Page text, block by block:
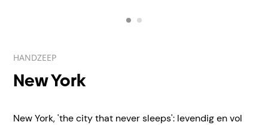
HANDZEEP
New York
New York, 'the city that never sleeps': levendig en vol